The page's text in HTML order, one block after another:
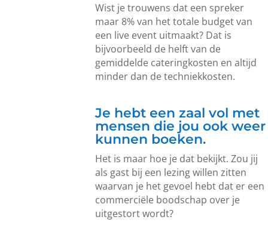
Wist je trouwens dat een spreker
maar 8% van het totale budget van
een live event uitmaakt? Dat is
bijvoorbeeld de helft van de
gemiddelde cateringkosten en altijd
minder dan de techniekkosten.
Je hebt een zaal vol met
mensen die jou ook weer
kunnen boeken.
Het is maar hoe je dat bekijkt. Zou jij
als gast bij een lezing willen zitten
waarvan je het gevoel hebt dat er een
commerciële boodschap over je
uitgestort wordt?